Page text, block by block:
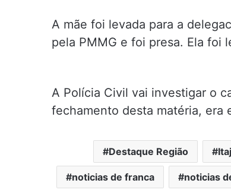
A mãe foi levada para a
pela PMMG e foi presa. Ela foi
A Polícia Civil vai investigar o
fechamento desta matéria, era
Destaque Região
noticias de franca noticias